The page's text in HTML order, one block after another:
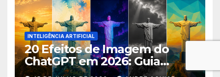
INTELIGÊNCIA ARTIFICIAL
20 Efeitos de Imagem do
ChatGPT em 2026: Guia
Completo com Prompts para